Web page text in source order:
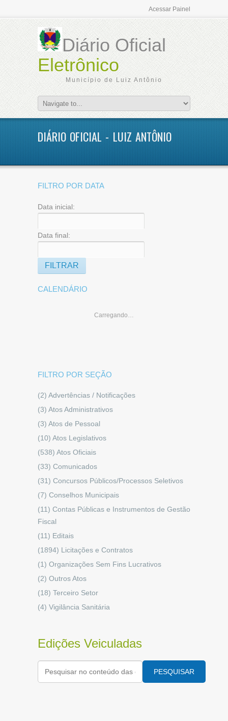
Acessar Painel
Diário Oficial
Eletrônico
Município de Luiz Antônio
DIÁRIO OFICIAL - LUIZ ANTÔNIO
FILTRO POR DATA
Data inicial:
Data final:
CALENDÁRIO
Carregando…
FILTRO POR SEÇÃO
(2) Advertências / Notificações
(3) Atos Administrativos
(3) Atos de Pessoal
(10) Atos Legislativos
(538) Atos Oficiais
(33) Comunicados
(31) Concursos Públicos/Processos Seletivos
(7) Conselhos Municipais
(11) Contas Públicas e Instrumentos de Gestão
Fiscal
(11) Editais
(1894) Licitações e Contratos
(1) Organizações Sem Fins Lucrativos
(2) Outros Atos
(18) Terceiro Setor
(4) Vigilância Sanitária
Edições Veiculadas
PESQUISAR